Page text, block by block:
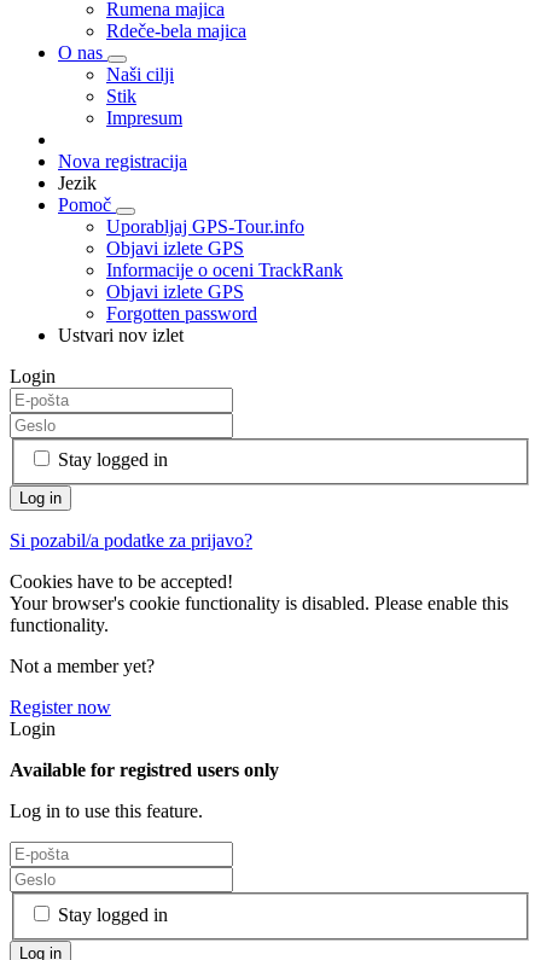
Rumena majica
Rdeče-bela majica
O nas
Naši cilji
Stik
Impresum
Nova registracija
Jezik
Pomoč
Uporabljaj GPS-Tour.info
Objavi izlete GPS
Informacije o oceni TrackRank
Objavi izlete GPS
Forgotten password
Ustvari nov izlet
Login
Stay logged in
Si pozabil/a podatke za prijavo?
Cookies have to be accepted!
Your browser's cookie functionality is disabled. Please enable this
functionality.
Not a member yet?
Register now
Login
Available for registred users only
Log in to use this feature.
Stay logged in